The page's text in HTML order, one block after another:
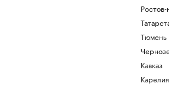
Тюмень
Кавказ
Карелия